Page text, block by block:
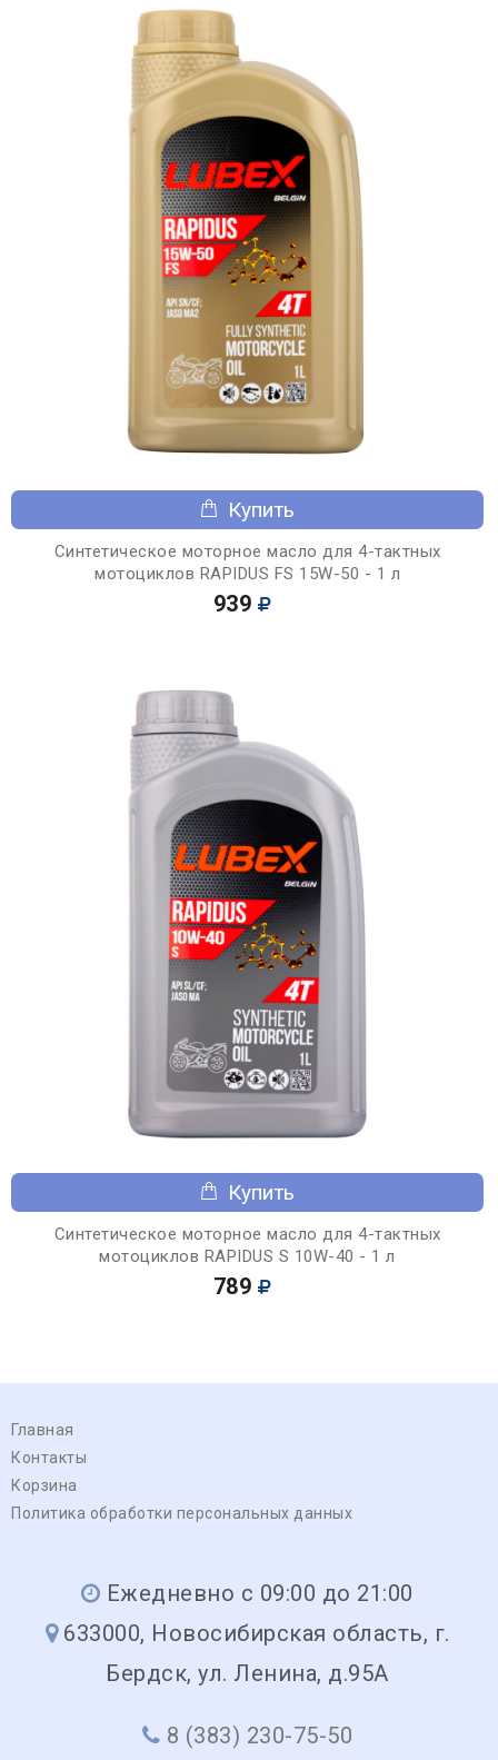
Купить
Синтетическое моторное масло для 4-тактных
мотоциклов RAPIDUS FS 15W-50 - 1 л
939
Купить
Синтетическое моторное масло для 4-тактных
мотоциклов RAPIDUS S 10W-40 - 1 л
789
Главная
Контакты
Корзина
Политика обработки персональных данных
Ежедневно с 09:00 до 21:00
633000, Новосибирская область, г.
Бердск, ул. Ленина, д.95А
8 (383) 230-75-50